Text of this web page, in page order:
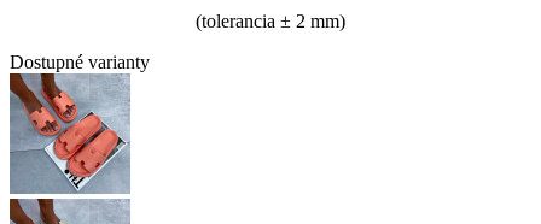
(tolerancia ± 2 mm)
Dostupné varianty